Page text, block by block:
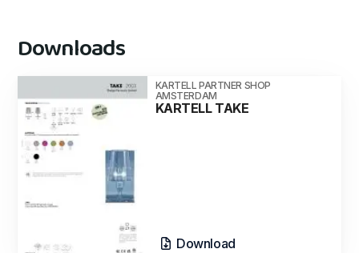
Downloads
KARTELL PARTNER SHOP
AMSTERDAM
KARTELL TAKE
Download